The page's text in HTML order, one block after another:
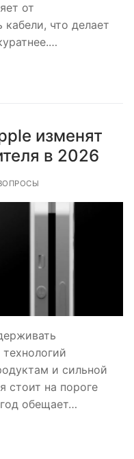
от
что делает
изменят
в 2026
и сильной
стоит на пороге
обещает…